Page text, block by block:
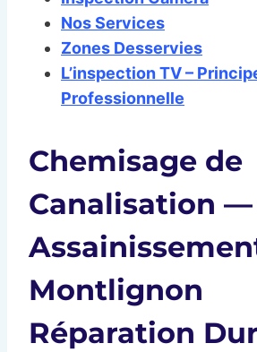
Nos Services
Zones Desservies
L’inspection TV –
Professionnelle
Chemisage de
Canalisation —
Montlignon
Réparation